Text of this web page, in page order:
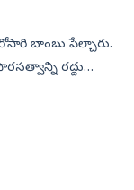
బాంబు పేల్చారు.
రద్దు